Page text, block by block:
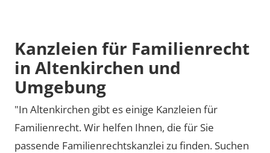
Kanzleien für Familienrecht
in Altenkirchen und
Umgebung
"In Altenkirchen gibt es einige Kanzleien für
Familienrecht. Wir helfen Ihnen, die für Sie
passende Familienrechtskanzlei zu finden. Suchen